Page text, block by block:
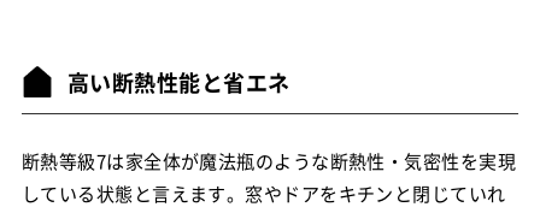
高い断熱性能と省エネ
断熱等級7は家全体が魔法瓶のような断熱性・気密性を実現
している状態と言えます。窓やドアをキチンと閉じていれ